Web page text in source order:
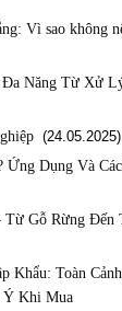
Vì sao không
Đa Năng Từ Xử
(24.05.2025)
Ứng Dụng Và
Từ Gỗ Rừng Đến
Khẩu: Toàn
Ý Khi Mua